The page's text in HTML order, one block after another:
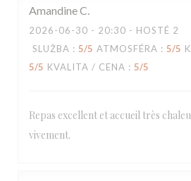
AmandineC
2026-06-30 - 20:30 - HOSTÉ 2
SLUŽBA : 5/5 ATMOSFÉRA : 5/5
5/5 KVALITA / CENA : 5/5
Repas excellent et accueil très
vivement.